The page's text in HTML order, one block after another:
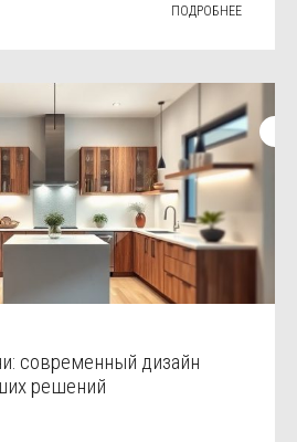
ПОДРОБНЕЕ
современный дизайн
решений